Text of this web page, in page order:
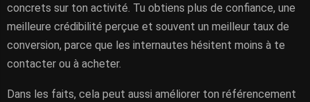
concrets sur ton activité. Tu obtiens plus de confiance, une
meilleure crédibilité perçue et souvent un meilleur taux de
conversion, parce que les internautes hésitent moins à te
contacter ou à acheter.
Dans les faits, cela peut aussi améliorer ton référencement